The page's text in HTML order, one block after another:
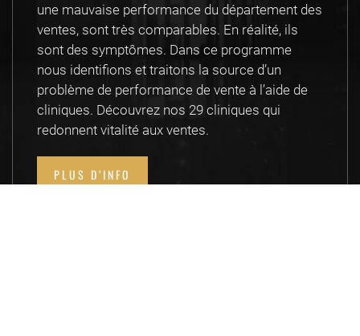
une mauvaise performance du département des
ventes, sont très comparables. En réalité, ils
sont des symptômes. Dans ce programme
nous identifions et traitons la source d’un
problème de performance de vente à l’aide de
cliniques. Découvrez nos 29 cliniques qui
redonnent vitalité aux ventes.
PLUS D’INFO